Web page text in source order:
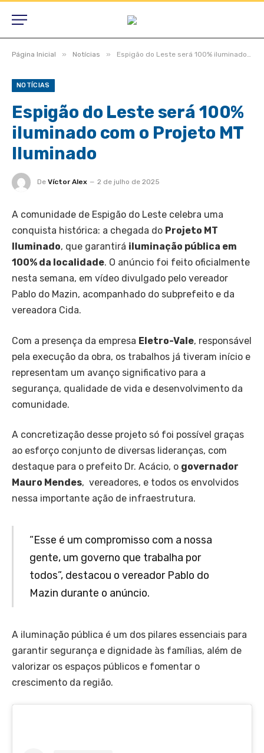
Página Inicial » Notícias » Espigão do Leste será 100% iluminado com o Projeto MT Iluminado
NOTÍCIAS
Espigão do Leste será 100%
iluminado com o Projeto MT
Iluminado
De Víctor Alex 2 de julho de 2025
A comunidade de Espigão do Leste celebra uma
conquista histórica: a chegada do Projeto MT
Iluminado, que garantirá iluminação pública em
100% da localidade. O anúncio foi feito oficialmente
nesta semana, em vídeo divulgado pelo vereador
Pablo do Mazin, acompanhado do subprefeito e da
vereadora Cida.
Com a presença da empresa Eletro-Vale, responsável
pela execução da obra, os trabalhos já tiveram início e
representam um avanço significativo para a
segurança, qualidade de vida e desenvolvimento da
comunidade.
A concretização desse projeto só foi possível graças
ao esforço conjunto de diversas lideranças, com
destaque para o prefeito Dr. Acácio, o governador
Mauro Mendes, vereadores, e todos os envolvidos
nessa importante ação de infraestrutura.
“Esse é um compromisso com a nossa
gente, um governo que trabalha por
todos”, destacou o vereador Pablo do
Mazin durante o anúncio.
A iluminação pública é um dos pilares essenciais para
garantir segurança e dignidade às famílias, além de
valorizar os espaços públicos e fomentar o
crescimento da região.